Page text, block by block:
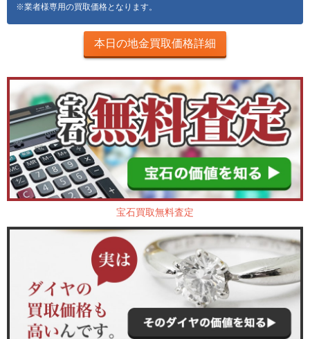
※業者様専用の買取価格となります。
本日の地金買取価格詳細
宝石買取無料査定